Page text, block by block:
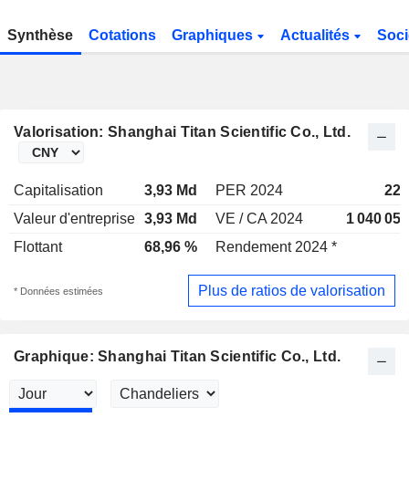
Synthèse Cotations Graphiques Actualités
Valorisation: Shanghai Titan Scientific Co., Ltd.
Capitalisation 3,93 Md PER 2024
Valeur d'entreprise 3,93 Md VE / CA 2024
1 040
Flottant
68,96 % Rendement 2024 *
* Données estimées Plus de ratios de valorisation
Graphique: Shanghai Titan Scientific Co., Ltd.